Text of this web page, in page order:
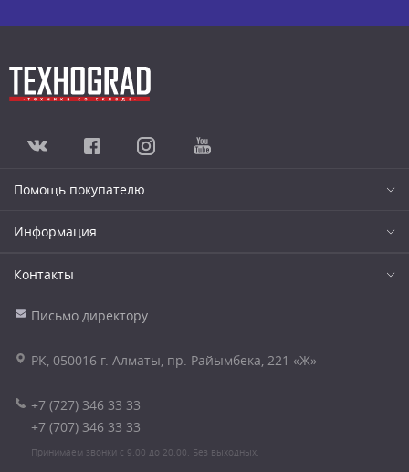
Помощь покупателю
Информация
Контакты
Письмо директору
РК, 050016 г. Алматы, пр. Райымбека, 221 «Ж»
+7 (727) 346 33 33
+7 (707) 346 33 33
Принимаем звонки с 9.00 до 20.00. Без выходных.